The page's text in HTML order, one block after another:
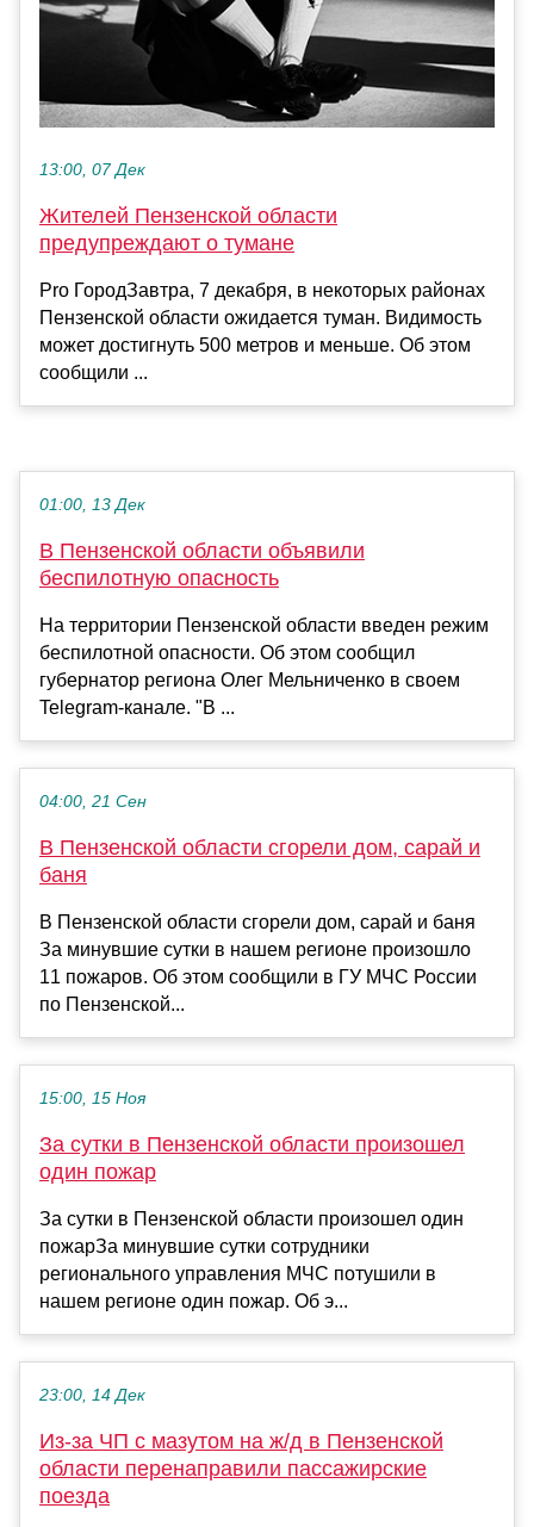
13:00, 07 Дек
Жителей Пензенской области
предупреждают о тумане
Pro ГородЗавтра, 7 декабря, в некоторых районах
Пензенской области ожидается туман. Видимость
может достигнуть 500 метров и меньше. Об этом
сообщили ...
01:00, 13 Дек
В Пензенской области объявили
беспилотную опасность
На территории Пензенской области введен режим
беспилотной опасности. Об этом сообщил
губернатор региона Олег Мельниченко в своем
Telegram-канале. "В ...
04:00, 21 Сен
В Пензенской области сгорели дом, сарай и
баня
В Пензенской области сгорели дом, сарай и баня
За минувшие сутки в нашем регионе произошло
11 пожаров. Об этом сообщили в ГУ МЧС России
по Пензенской...
15:00, 15 Ноя
За сутки в Пензенской области произошел
один пожар
За сутки в Пензенской области произошел один
пожарЗа минувшие сутки сотрудники
регионального управления МЧС потушили в
нашем регионе один пожар. Об э...
23:00, 14 Дек
Из-за ЧП с мазутом на ж/д в Пензенской
области перенаправили пассажирские
поезда